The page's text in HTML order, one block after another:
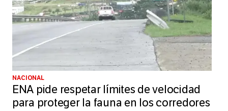
NACIONAL
ENA pide respetar límites de velocidad
para proteger la fauna en los corredores